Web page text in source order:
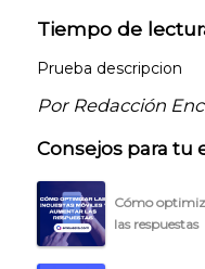
Tiempo de
Prueba descripcion
Por Redacción
Consejos para tu
Cómo
las respuestas